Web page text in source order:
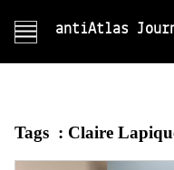
antiAtlas
Tags : Claire